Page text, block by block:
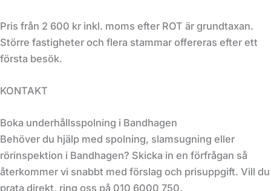
Pris från 2 600 kr inkl. moms efter ROT är grundtaxan.
Större fastigheter och flera stammar offereras efter ett
första besök.
KONTAKT
Boka underhållsspolning i Bandhagen
Behöver du hjälp med spolning, slamsugning eller
rörinspektion i Bandhagen? Skicka in en förfrågan så
återkommer vi snabbt med förslag och prisuppgift. Vill du
prata direkt, ring oss på 010 6000 750.